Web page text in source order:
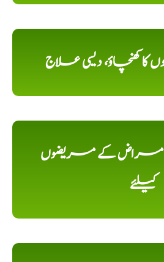
کا کھنچاؤ، دیسی علاج
امراض کے مریضوں
کیلئے